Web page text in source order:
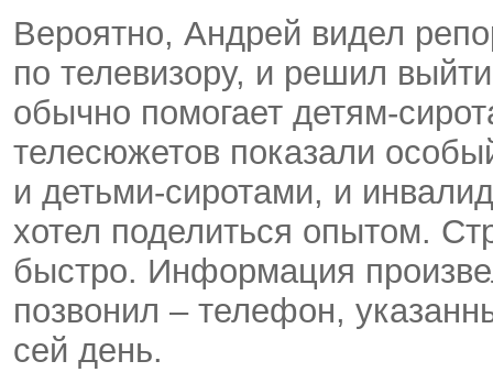
Вероятно, Андрей видел
по телевизору, и решил
обычно помогает детям-
телесюжетов показали
и детьми-сиротами, и
хотел поделиться опытом.
быстро. Информация
позвонил – телефон,
сей день.